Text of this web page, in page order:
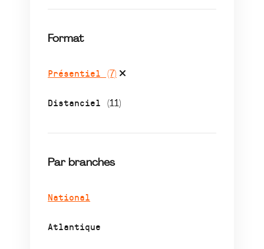
Format
Présentiel (7)
Distanciel (11)
Par branches
National
Atlantique